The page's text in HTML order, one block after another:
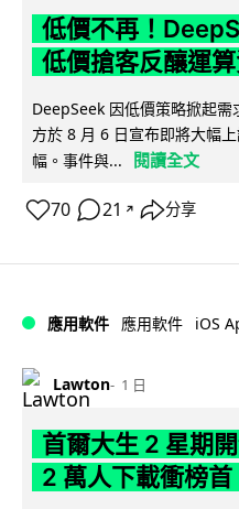
低價不再！
低價搶客反釀運
DeepSeek 因低價策略掀起
方於 8 月 6 日宣布即將大幅
幅。事件與...
閱讀全文
70 21 ↗ 分享
應用軟件 應用軟件 iOS
Lawton 1 日
首爾大生 2 星期
2 萬人下載衝榜首